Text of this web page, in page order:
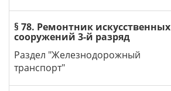
§ 78. Ремонтник искусственных
сооружений 3-й разряд
Раздел "Железнодорожный
транспорт"